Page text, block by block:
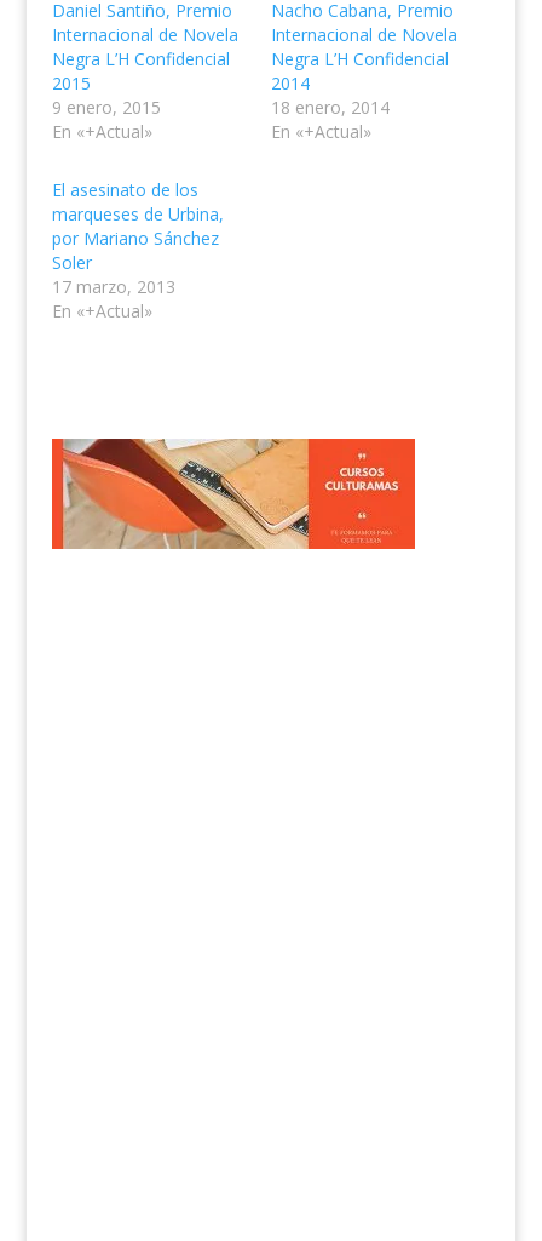
Daniel Santiño, Premio
Internacional de Novela
Negra L’H Confidencial
2015
9 enero, 2015
En «+Actual»
Nacho Cabana, Premio
Internacional de Novela
Negra L’H Confidencial
2014
18 enero, 2014
En «+Actual»
El asesinato de los
marqueses de Urbina,
por Mariano Sánchez
Soler
17 marzo, 2013
En «+Actual»